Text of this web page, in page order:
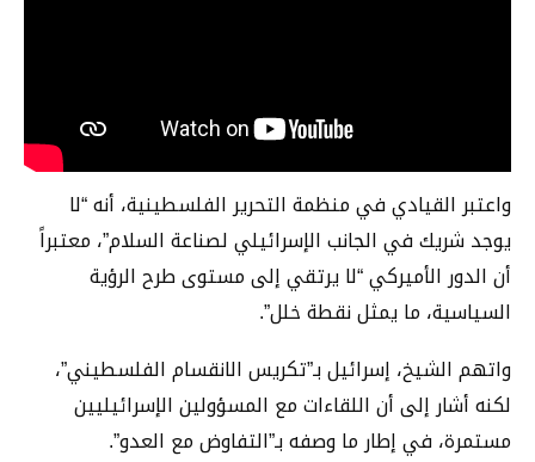
واعتبر القيادي في منظمة التحرير الفلسطينية، أنه “لا
يوجد شريك في الجانب الإسرائيلي لصناعة السلام”، معتبراً
أن الدور الأميركي “لا يرتقي إلى مستوى طرح الرؤية
السياسية، ما يمثل نقطة خلل”.
واتهم الشيخ، إسرائيل بـ”تكريس الانقسام الفلسطيني”،
لكنه أشار إلى أن اللقاءات مع المسؤولين الإسرائيليين
مستمرة، في إطار ما وصفه بـ”التفاوض مع العدو”.